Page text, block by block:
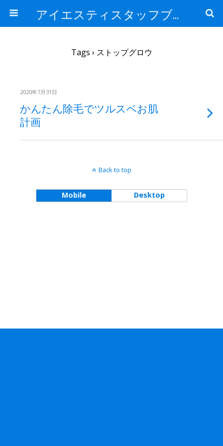
アイエスティスタッフブログ
Tags › ストップグロウ
2020年7月31日
かんたん除毛でツルスベお肌
計画
Back to top
Mobile Desktop